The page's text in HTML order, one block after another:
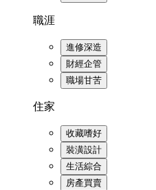
職涯
進修深造
財經企管
職場甘苦
住家
收藏嗜好
裝潢設計
生活綜合
房產買賣